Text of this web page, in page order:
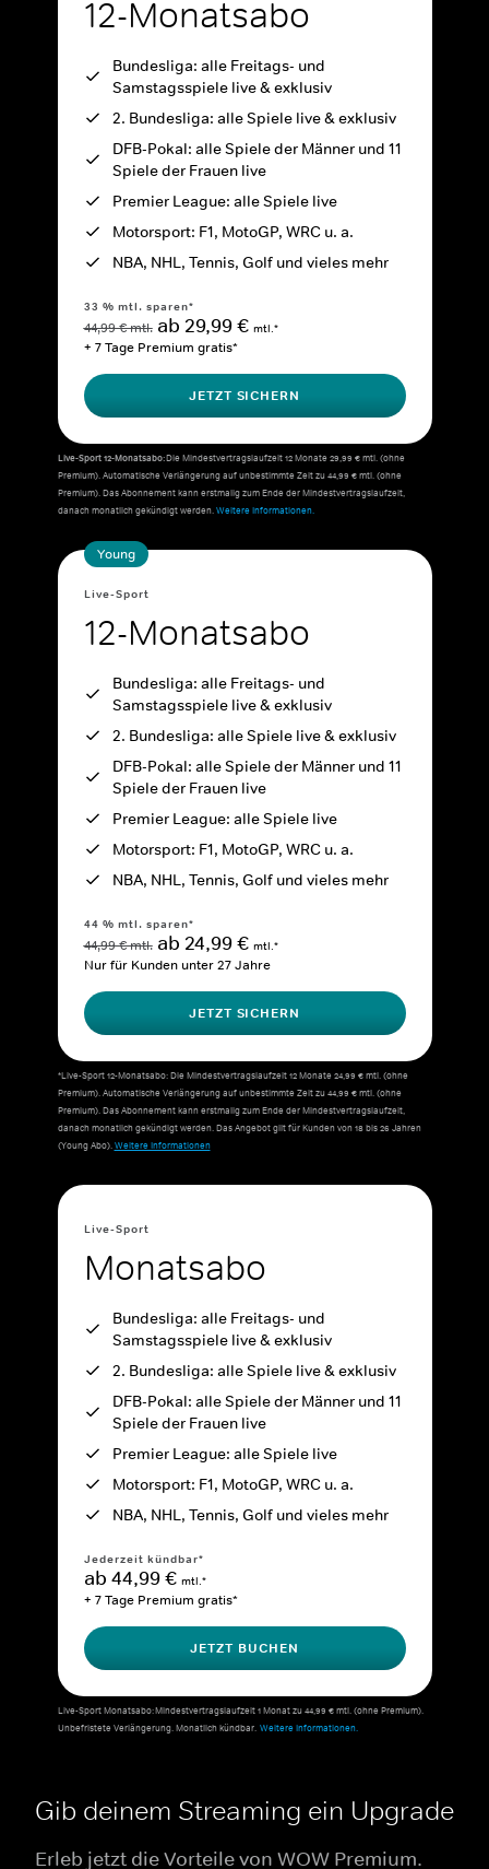
12-Monatsabo
Bundesliga: alle Freitags- und
Samstagsspiele live & exklusiv
2. Bundesliga: alle Spiele live & exklusiv
DFB-Pokal: alle Spiele der Männer und 11
Spiele der Frauen live
Premier League: alle Spiele live
Motorsport: F1, MotoGP, WRC u. a.
NBA, NHL, Tennis, Golf und vieles mehr
33 % mtl. sparen*
44,99 € mtl. ab 29,99 € mtl.*
+ 7 Tage Premium gratis*
JETZT SICHERN
Live-Sport 12-Monatsabo:Die Mindestvertragslaufzeit 12 Monate 29,99 € mtl. (ohne
Premium). Automatische Verlängerung auf unbestimmte Zeit zu 44,99 € mtl. (ohne
Premium). Das Abonnement kann erstmalig zum Ende der Mindestvertragslaufzeit,
danach monatlich gekündigt werden.Weitere Informationen.
Young
Live-Sport
12-Monatsabo
Bundesliga: alle Freitags- und
Samstagsspiele live & exklusiv
2. Bundesliga: alle Spiele live & exklusiv
DFB-Pokal: alle Spiele der Männer und 11
Spiele der Frauen live
Premier League: alle Spiele live
Motorsport: F1, MotoGP, WRC u. a.
NBA, NHL, Tennis, Golf und vieles mehr
44 % mtl. sparen*
44,99 € mtl. ab 24,99 € mtl.*
Nur für Kunden unter 27 Jahre
JETZT SICHERN
*Live-Sport 12-Monatsabo: Die Mindestvertragslaufzeit 12 Monate 24,99 € mtl. (ohne
Premium). Automatische Verlängerung auf unbestimmte Zeit zu 44,99 € mtl. (ohne
Premium). Das Abonnement kann erstmalig zum Ende der Mindestvertragslaufzeit,
danach monatlich gekündigt werden. Das Angebot gilt für Kunden von 18 bis 26 Jahren
(Young Abo).Weitere Informationen
Live-Sport
Monatsabo
Bundesliga: alle Freitags- und
Samstagsspiele live & exklusiv
2. Bundesliga: alle Spiele live & exklusiv
DFB-Pokal: alle Spiele der Männer und 11
Spiele der Frauen live
Premier League: alle Spiele live
Motorsport: F1, MotoGP, WRC u. a.
NBA, NHL, Tennis, Golf und vieles mehr
Jederzeit kündbar*
ab 44,99 € mtl.*
+ 7 Tage Premium gratis*
JETZT BUCHEN
Live-Sport Monatsabo: Mindestvertragslaufzeit 1 Monat zu 44,99 € mtl. (ohne Premium).
Unbefristete Verlängerung. Monatlich kündbar. Weitere Informationen.
Gib deinem Streaming ein Upgrade
Erleb jetzt die Vorteile von WOW Premium.